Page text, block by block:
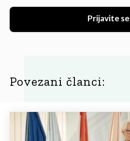
Prijavite se
Povezani članci: